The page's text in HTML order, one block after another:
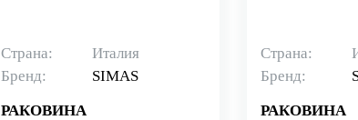
Страна:
Италия
Бренд:
SIMAS
РАКОВИНА
Страна:
Бренд:
РАКОВИНА